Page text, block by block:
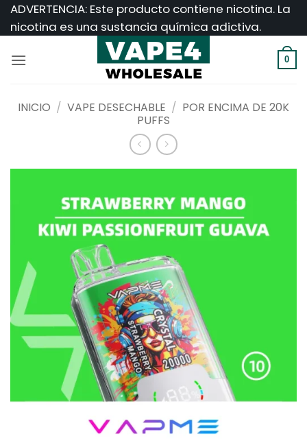
Saltar
ADVERTENCIA: Este producto contiene nicotina. La
nicotina es una sustancia química adictiva.
0
INICIO / VAPE DESECHABLE / POR ENCIMA DE 20K
PUFFS